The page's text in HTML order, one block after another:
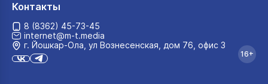
Контакты
8 (8362) 45-73-45
internet@m-t.media
г. Йошкар‑Ола, ул Вознесенская, дом 76, офис 3
16+